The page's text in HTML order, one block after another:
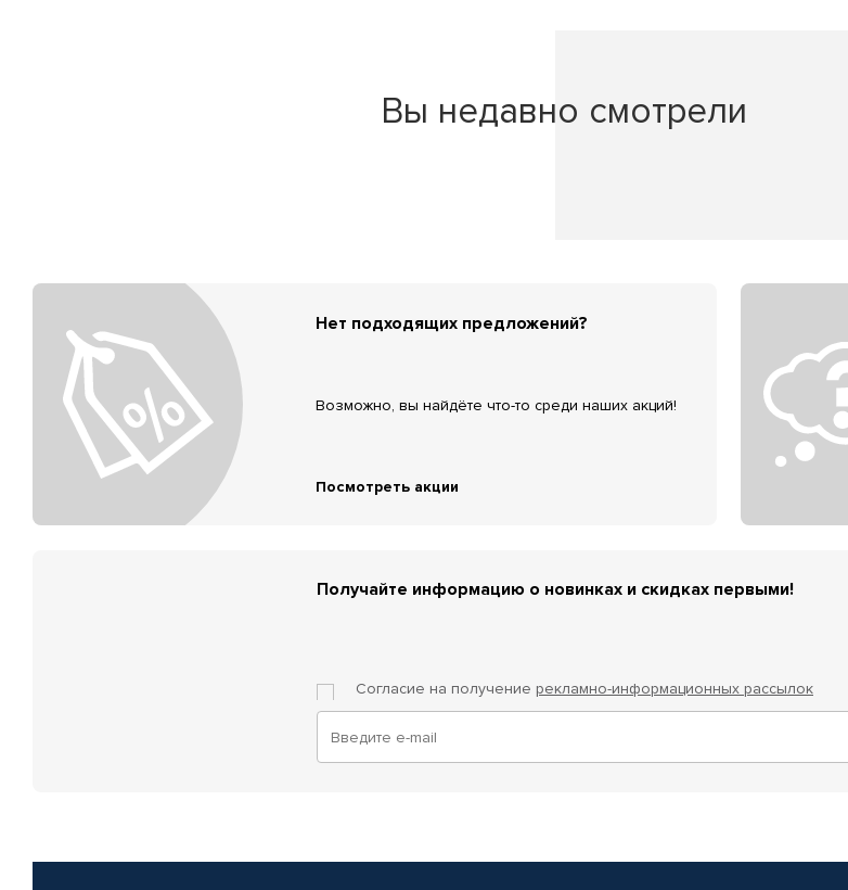
Вы недавно смотрели
Нет подходящих предложений?
Возможно, вы найдёте что-то среди наших акций!
Посмотреть акции
Получайте информацию о новинках и скидках первыми!
Согласие на получение рекламно-информационных рассылок